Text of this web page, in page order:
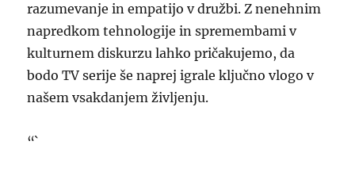
razumevanje in empatijo v družbi. Z nenehnim
napredkom tehnologije in spremembami v
kulturnem diskurzu lahko pričakujemo, da
bodo TV serije še naprej igrale ključno vlogo v
našem vsakdanjem življenju.
“`